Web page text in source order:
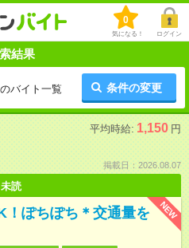
0
気になる！ ログイン
結果
バイト一覧 条件の変更
平均時給: 1,150 円
掲載日：2026.08.07
未読
NEW
！ぽちぽち＊交通量を